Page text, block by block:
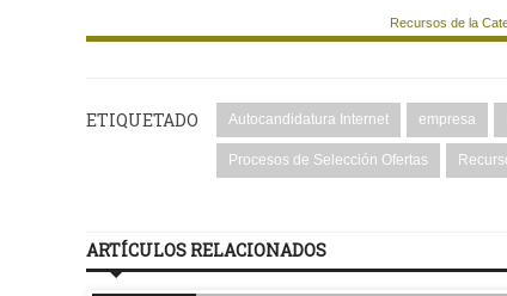
Recursos de la
ETIQUETADO Autocandidatura Internet empresa
Procesos de Selección Ofertas
ARTÍCULOS RELACIONADOS